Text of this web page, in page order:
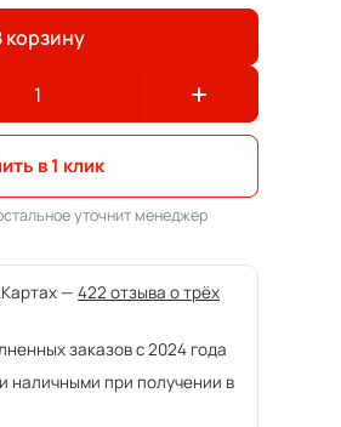
корзину
в 1 клик
уточнит менеджер
— 422 отзыва о трёх
заказов с 2024 года
наличными при получении в